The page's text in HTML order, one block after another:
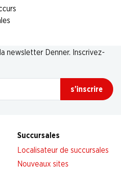
newsletter Denner. Inscrivez-
s’inscrire
Succursales
Localisateur de succursales
Nouveaux sites